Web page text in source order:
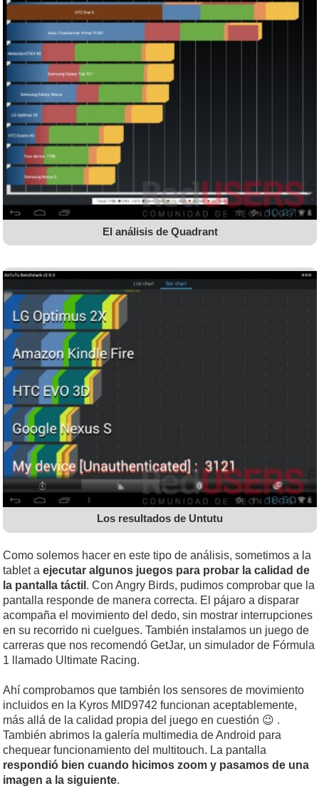
El análisis de Quadrant
Los resultados de Untutu
Como solemos hacer en este tipo de análisis, sometimos a la
tablet a ejecutar algunos juegos para probar la calidad de
la pantalla táctil . Con Angry Birds, pudimos comprobar que la
pantalla responde de manera correcta. El pájaro a disparar
acompaña el movimiento del dedo, sin mostrar interrupciones
en su recorrido ni cuelgues. También instalamos un juego de
carreras que nos recomendó GetJar, un simulador de Fórmula
1 llamado Ultimate Racing.
Ahí comprobamos que también los sensores de movimiento
incluidos en la Kyros MID9742 funcionan aceptablemente,
más allá de la calidad propia del juego en cuestión 😉 .
También abrimos la galería multimedia de Android para
chequear funcionamiento del multitouch. La pantalla
respondió bien cuando hicimos zoom y pasamos de una
imagen a la siguiente.